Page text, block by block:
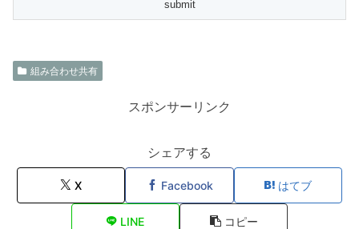
組み合わせ共有
スポンサーリンク
シェアする
X Facebook はてブ
LINE コピー